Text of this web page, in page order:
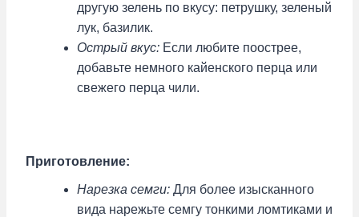
другую зелень по вкусу: петрушку, зеленый
лук, базилик.
Острый вкус: Если любите поострее,
добавьте немного кайенского перца или
свежего перца чили.
Приготовление:
Нарезка семги: Для более изысканного
вида нарежьте семгу тонкими ломтиками и